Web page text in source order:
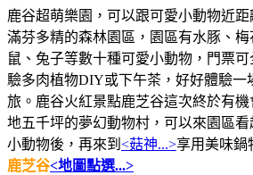
鹿谷超萌樂園，可以跟可愛小動物近
滿芬多精的森林園區，園區有水豚、
鼠、兔子等數十種可愛小動物，門票
驗多肉植物DIY或下午茶，好好體驗一
旅。鹿谷火紅景點鹿芝谷這次終於有
地五千坪的夢幻動物村，可以來園區
小動物後，再來到 <菇神...>享用美味鍋
鹿芝谷<地圖點選...>